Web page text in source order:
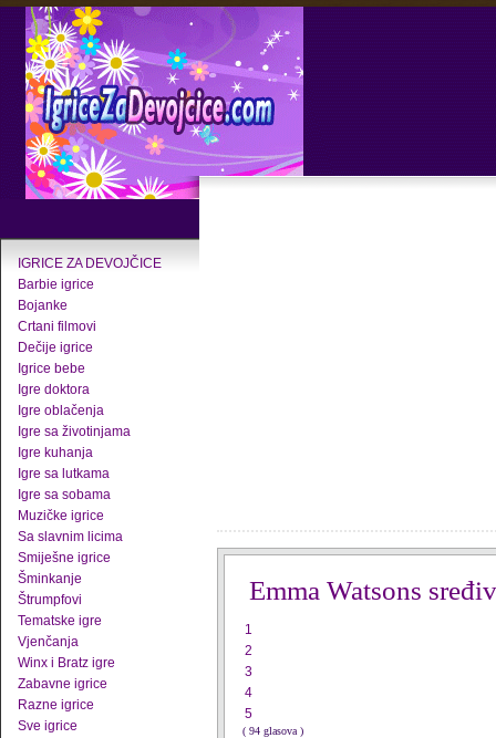
IGRICE ZA DEVOJČICE
Barbie igrice
Bojanke
Crtani filmovi
Dečije igrice
Igrice bebe
Igre doktora
Igre oblačenja
Igre sa životinjama
Igre kuhanja
Igre sa lutkama
Igre sa sobama
Muzičke igrice
Sa slavnim licima
Smiješne igrice
Šminkanje
Štrumpfovi
Tematske igre
Vjenčanja
Winx i Bratz igre
Zabavne igrice
Razne igrice
Sve igrice
Emma Watsons
1
2
3
4
5
( 94 glasova )